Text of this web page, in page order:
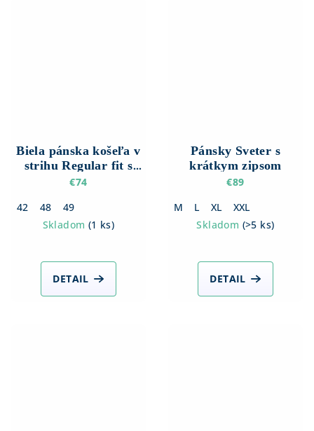
Biela pánska košeľa v
strihu Regular fit s
Dlhým rukávom
€74
42
48
49
Skladom (1 ks)
DETAIL
Pánsky Sveter s
krátkym zipsom
€89
M
L XL
XXL
Skladom (>5 ks)
DETAIL